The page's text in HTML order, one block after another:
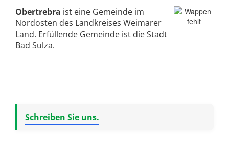
Obertrebra ist eine Gemeinde im
Nordosten des Landkreises Weimarer
Land. Erfüllende Gemeinde ist die Stadt
Bad Sulza.
Schreiben Sie uns.